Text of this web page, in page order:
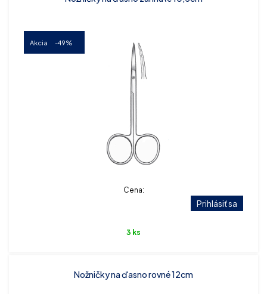
Akcia -49%
Cena:
Prihlásiť sa
3 ks
Nožničky na ďasno rovné 12cm